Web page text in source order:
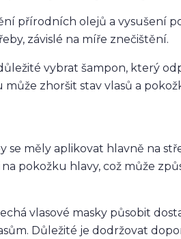
přírodních olejů a vysušení
závislé na míře znečištění.
vybrat šampon, který
zhoršit stav vlasů a
se měly aplikovat hlavně na
pokožku hlavy, což může
vlasové masky působit
Důležité je dodržovat